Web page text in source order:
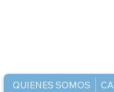
QUIENES SOMOS